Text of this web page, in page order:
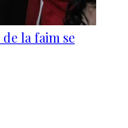
la faim se